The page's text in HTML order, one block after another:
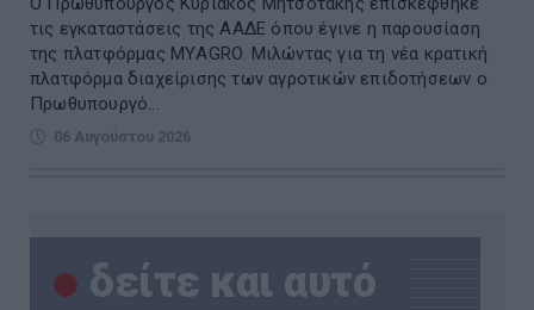
τις εγκαταστάσεις της ΑΑΔΕ όπου έγινε η παρουσίαση
της πλατφόρμας ΜΥAGRO. Μιλώντας για τη νέα κρατική
πλατφόρμα διαχείρισης των αγροτικών επιδοτήσεων ο
Πρωθυπουργό...
06 Αυγούστου 2026
δείτε και αυτό